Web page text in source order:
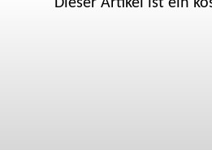
Dieser Artikel ist ein